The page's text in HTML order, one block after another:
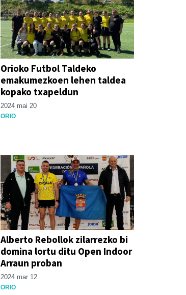
Orioko Futbol Taldeko
emakumezkoen lehen taldea
kopako txapeldun
2024 mai 20
ORIO
Alberto Rebollok zilarrezko bi
domina lortu ditu Open Indoor
Arraun proban
2024 mar 12
ORIO